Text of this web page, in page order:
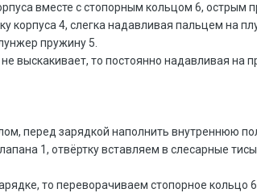
вместе с стопорным кольцом 6,
корпуса 4, слегка надавливая пальцем на
пружину 5.
выскакивает, то постоянно надавливая на
перед зарядкой наполнить внутреннюю
1, отвёртку вставляем в слесарные
то переворачиваем стопорное кольцо 6